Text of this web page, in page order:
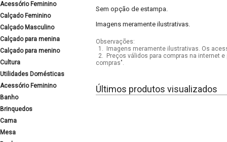
Acessório Feminino
Calçado Feminino
Calçado Masculino
Calçado para menina
Calçado para menino
Cultura
Utilidades Domésticas
Acessório Feminino
Banho
Brinquedos
Cama
Mesa
Sem opção de estampa.
Imagens meramente ilustrativas.
Observações:
1.
Imagens meramente ilustrativas. Os
2.
Preços válidos para compras na internet
compras".
Últimos produtos visualizados